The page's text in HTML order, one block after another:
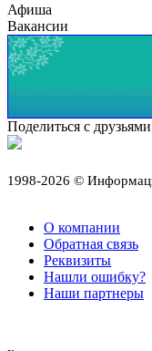
Афиша
Вакансии
Поделиться с друзьями
1998-2026 ©
О компании
Обратная связь
Реквизиты
Нашли ошибку?
Наши партнеры